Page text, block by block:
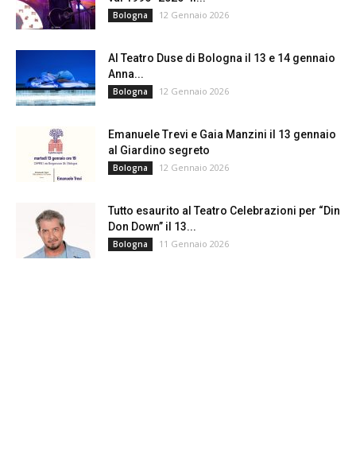
Bologna 12 Gennaio 2026
Al Teatro Duse di Bologna il 13 e 14 gennaio
Anna...
Bologna 12 Gennaio 2026
Emanuele Trevi e Gaia Manzini il 13 gennaio
al Giardino segreto
Bologna 12 Gennaio 2026
Tutto esaurito al Teatro Celebrazioni per “Din
Don Down” il 13...
Bologna 11 Gennaio 2026